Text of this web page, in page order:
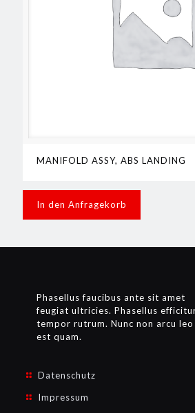
MANIFOLD ASSY, ABS LANDING
In den Anfragekorb
Phasellus faucibus ante sit amet
feugiat ultricies. Phasellus
tempor rutrum. Nunc non arcu leo
est quam.
Datenschutz
Impressum